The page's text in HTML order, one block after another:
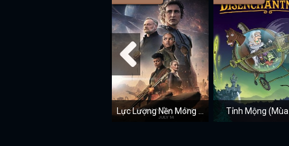
Tỉnh Mộng